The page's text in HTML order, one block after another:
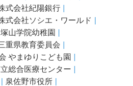
式会社紀陽銀行
式会社ソシエ・ワールド
山学院幼稚園
重県教育委員会
やまゆりこども園
総合医療センター
泉佐野市役所